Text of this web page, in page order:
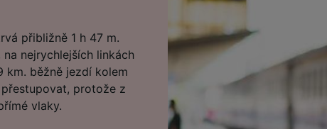
přibližně 1 h 47 m.
nejrychlejších linkách
km. běžně jezdí kolem
protože z
vlaky.